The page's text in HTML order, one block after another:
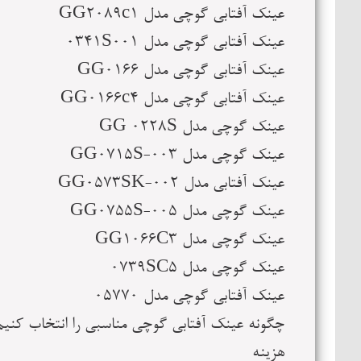
عینک آفتابی گوچی مدل GG2089c1
عینک آفتابی گوچی مدل 0341S001
عینک آفتابی گوچی مدل GG0166
عینک آفتابی گوچی مدل GG0166c4
عینک گوچی مدل GG 0228S
عینک گوچی مدل GG0715S-003
عینک آفتابی مدل GG0573SK-002
عینک گوچی مدل GG0755S-005
عینک گوچی مدل GG1066C3
عینک گوچی مدل 0739SC5
عینک آفتابی گوچی مدل 05770
چگونه عینک آفتابی گوچی مناسبی را انتخاب
هزینه